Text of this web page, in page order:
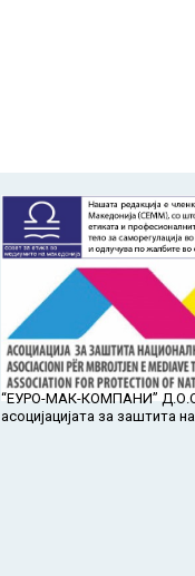
“ЕУРО-МАК-КОМПАНИ” Д.О.О
асоцијацијата за заштита